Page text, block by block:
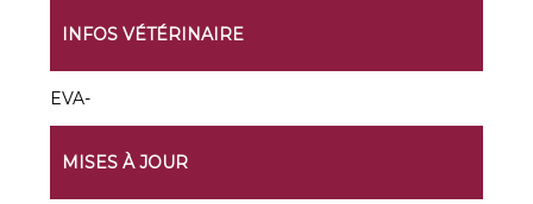
INFOS VÉTÉRINAIRE
EVA-
MISES À JOUR